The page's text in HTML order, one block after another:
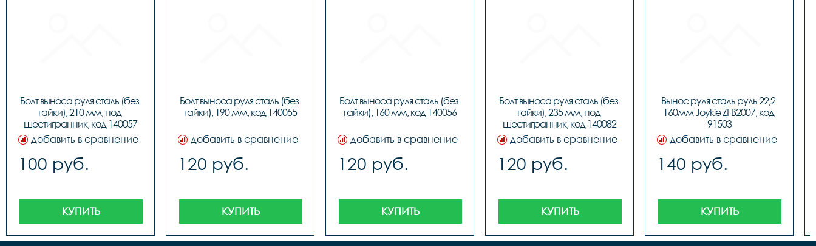
Болт выноса руля сталь (без
гайки), 210 мм, под
шестигранник, код 140057
добавить в сравнение
100 руб.
КУПИТЬ
Болт выноса руля сталь (без
гайки), 190 мм, код 140055
добавить в сравнение
120 руб.
КУПИТЬ
Болт выноса руля сталь (без
гайки), 160 мм, код 140056
добавить в сравнение
120 руб.
КУПИТЬ
Болт выноса руля сталь (без
гайки), 235 мм, под
шестигранник, код 140082
добавить в сравнение
120 руб.
КУПИТЬ
Вынос руля сталь руль 22,2
160мм Joykie ZFB2007, код
91503
добавить в сравнение
140 руб.
КУПИТЬ